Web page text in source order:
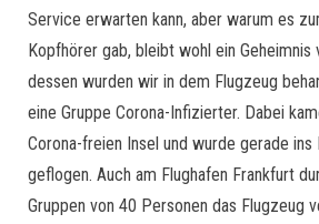
Service erwarten kann, aber warum es
Kopfhörer gab, bleibt wohl ein Geheimnis
dessen wurden wir in dem Flugzeug
eine Gruppe Corona-Infizierter. Dabei
Corona-freien Insel und wurde gerade
geflogen. Auch am Flughafen Frankfurt
Gruppen von 40 Personen das Flugzeug